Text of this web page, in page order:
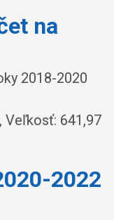
na
2018-2020
Veľkosť: 641,97
2022